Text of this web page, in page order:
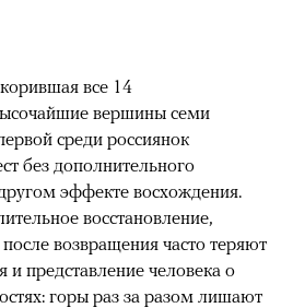
все 14
вершины семи
среди россиянок
без дополнительного
эффекте восхождения.
восстановление,
возвращения часто теряют
представление человека о
горы раз за разом лишают